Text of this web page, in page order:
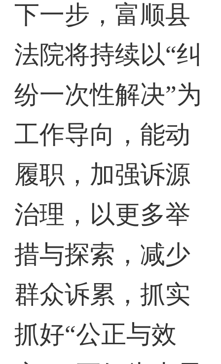
下一步，富顺县
法院将持续以“纠
纷一次性解决”为
工作导向，能动
履职，加强诉源
治理，以更多举
措与探索，减少
群众诉累，抓实
抓好“公正与效